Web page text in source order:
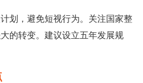
划，避免短视行为。关注国家整
的转变。建议设立五年发展规